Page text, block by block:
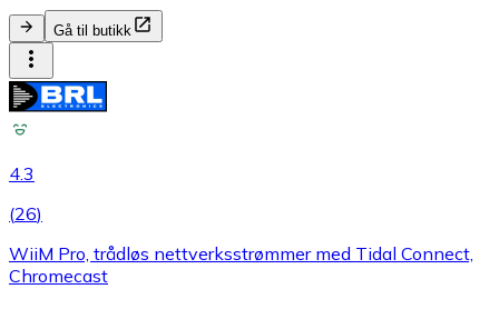
Gå til butikk
4.3
(26)
WiiM Pro, trådløs nettverksstrømmer med Tidal Connect,
Chromecast